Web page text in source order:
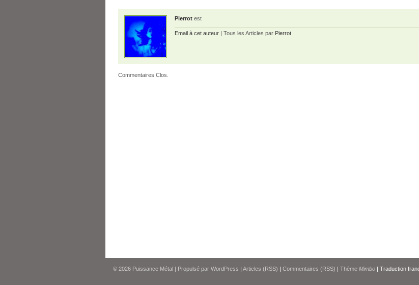
Pierrot est
Email à cet auteur | Tous les Articles par Pierrot
Commentaires Clos.
© 2026 Puissance Métal | Propulsé par WordPress | Articles (RSS) | Commentaires (RSS) | Thème Mimbo | Traduction